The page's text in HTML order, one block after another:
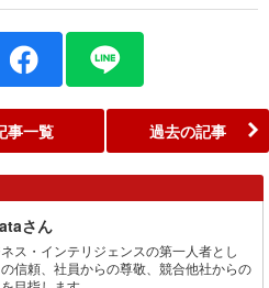
事一覧 過去の記事
さん
ス・インテリジェンスの第一人者とし
信頼、社員からの尊敬、競合他社からの